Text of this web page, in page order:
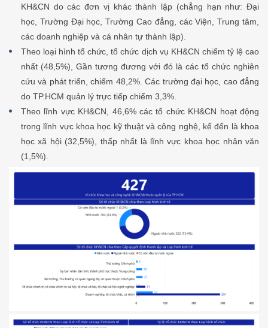
KH&CN do các đơn vị khác thành lập (chẳng hạn như: Đại
học, Trường Đại học, Trường Cao đẳng, các Viện, Trung tâm,
các doanh nghiệp và cá nhân tự thành lập).
Theo loại hình tổ chức, tổ chức dịch vụ KH&CN chiếm tỷ lệ cao
nhất (48,5%), Gần tương đương với đó là các tổ chức nghiên
cứu và phát triển, chiếm 48,2%. Các trường đại học, cao đẳng
do TP.HCM quản lý trực tiếp chiếm 3,3%.
Theo lĩnh vực KH&CN, 46,6% các tổ chức KH&CN hoạt động
trong lĩnh vực khoa học kỹ thuật và công nghệ, kế đến là khoa
học xã hội (32,5%), thấp nhất là lĩnh vực khoa học nhân văn
(1,5%).